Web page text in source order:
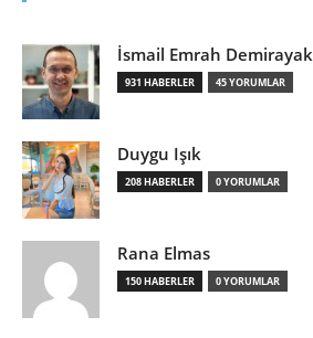
İsmail Emrah Demirayak
931 HABERLER 45 YORUMLAR
Duygu Işık
208 HABERLER 0 YORUMLAR
Rana Elmas
150 HABERLER 0 YORUMLAR